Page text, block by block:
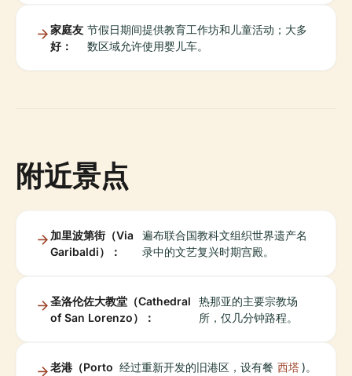
家庭友
好：
节假日期间提供教育工作坊和儿童活动；大多
数区域允许使用婴儿车。
附近景点
加里波第街（Via
Garibaldi）：
遍布联合国教科文组织世界遗产名
录中的文艺复兴时期宫殿。
圣洛伦佐大教堂（Cathedral
of San Lorenzo）：
热那亚的主要宗教场
所，仅几分钟路程。
老港（Porto 经过重新开发的旧港区，设有餐 西塔)。